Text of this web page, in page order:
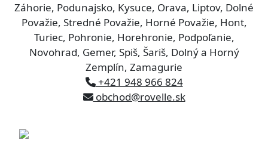
Záhorie, Podunajsko, Kysuce, Orava, Liptov, Dolné
Považie, Stredné Považie, Horné Považie, Hont,
Turiec, Pohronie, Horehronie, Podpoľanie,
Novohrad, Gemer, Spiš, Šariš, Dolný a Horný
Zemplín, Zamagurie
+421 948 966 824
obchod@rovelle.sk